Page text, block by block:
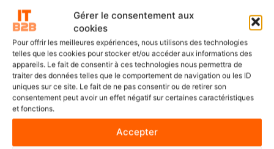
Gérer le consentement aux
cookies
Pour offrir les meilleures expériences, nous utilisons des technologies
telles que les cookies pour stocker et/ou accéder aux informations des
appareils. Le fait de consentir à ces technologies nous permettra de
traiter des données telles que le comportement de navigation ou les ID
uniques sur ce site. Le fait de ne pas consentir ou de retirer son
consentement peut avoir un effet négatif sur certaines caractéristiques
et fonctions.
Accepter